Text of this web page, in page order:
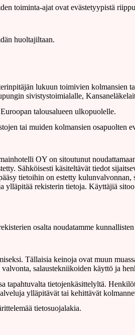
toiminta-ajat ovat evästetyypistä
huoltajiltaan.
lukuun toimivien
sivistystoimialalle,
talousalueen ulkopuolelle.
tai muiden kolmansien osapuolten
OY on sitoutunut
Sähköisesti käsiteltävät tiedot
tietoihin on estetty
rekisterin tietoja. Käyttäjiä
osalta noudatamme
Tällaisia keinoja ovat muun
salaustekniikoiden käyttö ja
tapahtuvalta tietojenkäsittelyltä.
ylläpitävät tai kehittävät
tietosuojalakia.